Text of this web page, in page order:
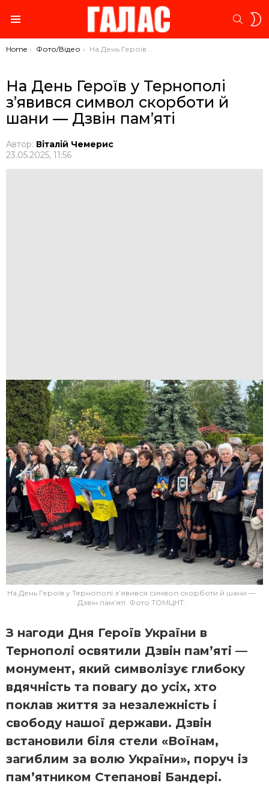
You are here:
Home Фото/Відео На День Героїв у Тернополі з’явився символ скорботи й шани — Дзвін пам’яті
На День Героїв у Тернополі
з’явився символ скорботи й
шани — Дзвін пам’яті
Автор: Віталій Чемерис
23.05.2025, 11:56
На День Героїв у Тернополі з’явився символ скорботи й шани —
Дзвін пам’яті. Фото ТОМЦНТ.
З нагоди Дня Героїв України в
Тернополі освятили Дзвін пам’яті —
монумент, який символізує глибоку
вдячність та повагу до усіх, хто
поклав життя за незалежність і
свободу нашої держави. Дзвін
встановили біля стели «Воїнам,
загиблим за волю України», поруч із
пам’ятником Степанові Бандері.